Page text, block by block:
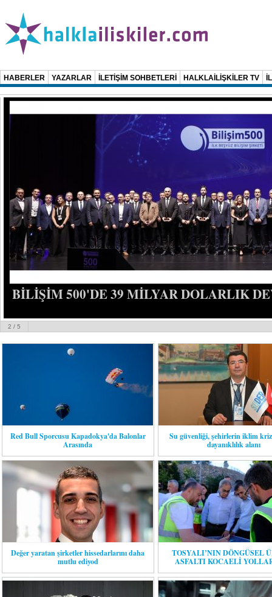
HABERLER YAZARLAR İLETİŞİM SOHBETLERİ HALKLAİLİŞKİLER TV
BİLİŞİM 500'DE 39 MİLYAR DOLARLIK
3 / 5
Red Bull Sporcusu Kapadokya'da Balonlar
Arasında
Su güvenliği, şehirlerin iklim
dayanıklılık alanı
Değer yaratan şirketler hissedarlarını daha
mutlu ediyod
TOSYALI’NIN DÖNGÜSEL
ASFALTI KOCAELİ